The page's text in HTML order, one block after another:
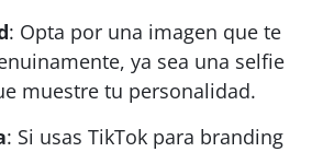
: Opta por una imagen que te
ya sea una selfie
muestre tu personalidad.
: Si usas TikTok para branding